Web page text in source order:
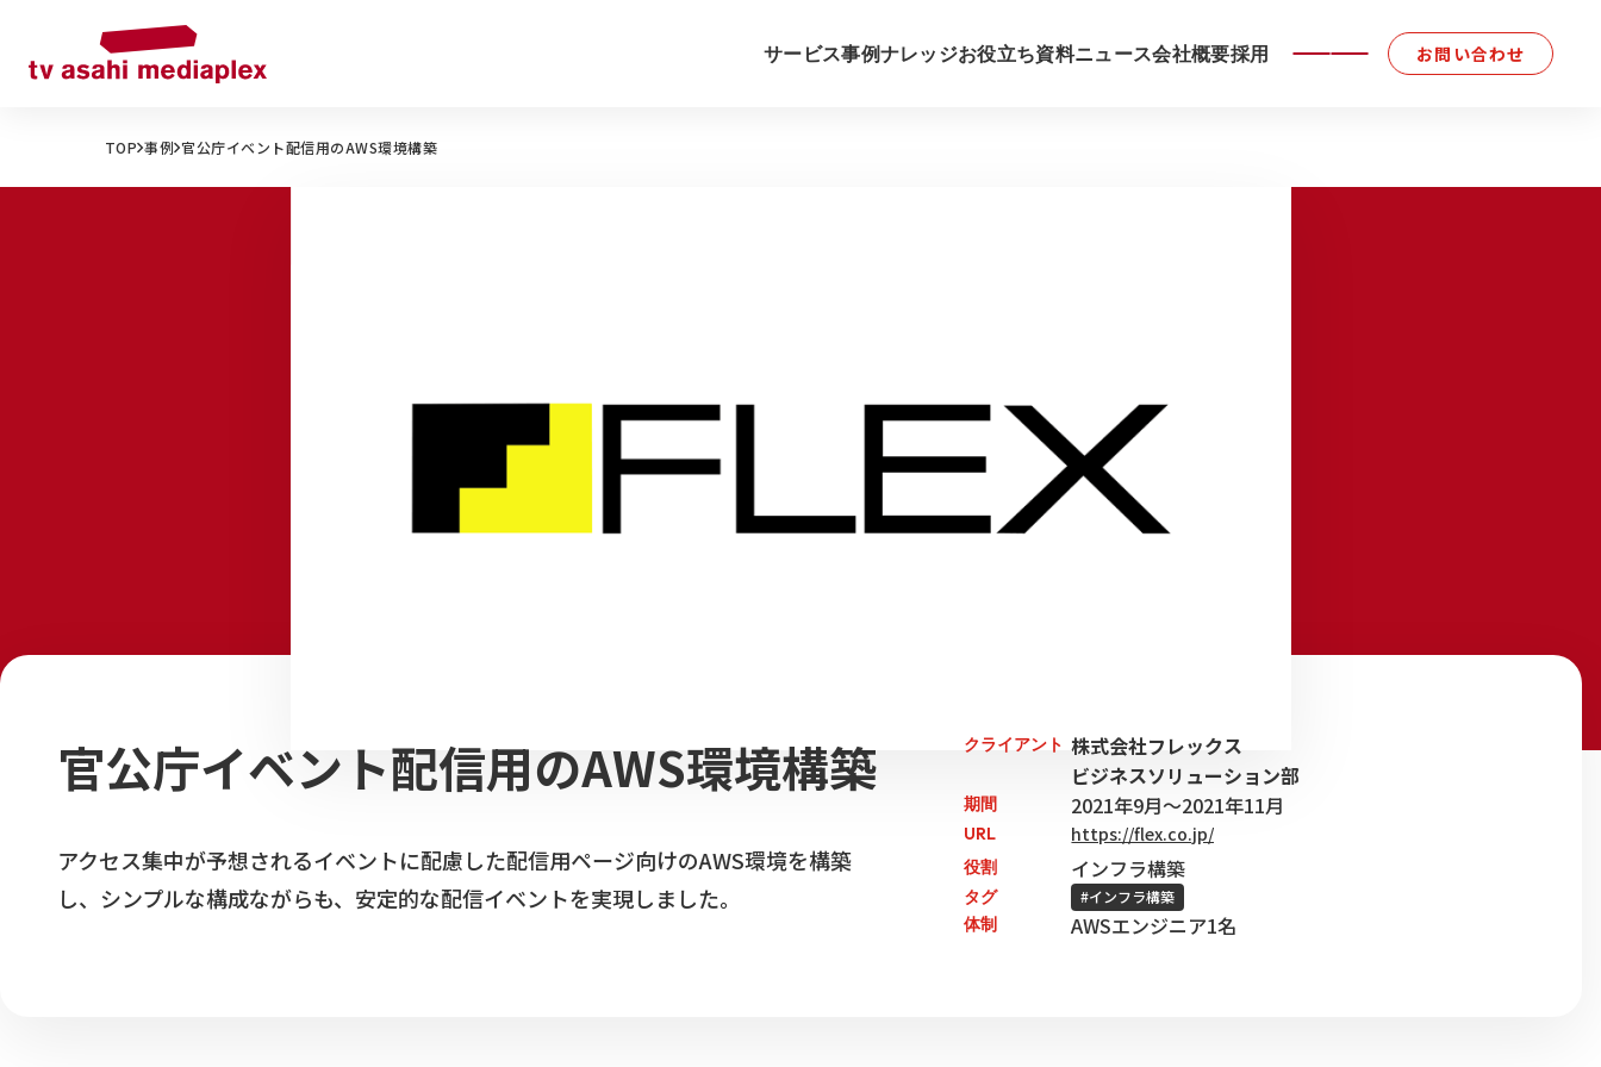
サービス事例ナレッジお役立ち資料ニュース会社概要採用 お問い合わせ
TOP 事例 官公庁イベント配信用のAWS環境構築
官公庁イベント配信用のAWS環境構築
アクセス集中が予想されるイベントに配慮した配信用ページ向けのAWS環境を構築
し、シンプルな構成ながらも、安定的な配信イベントを実現しました。
クライアント 株式会社フレックス
ビジネスソリューション部
期間 2021年9月～2021年11月
URL https://flex.co.jp/
役割 インフラ構築
タグ #インフラ構築
体制 AWSエンジニア1名